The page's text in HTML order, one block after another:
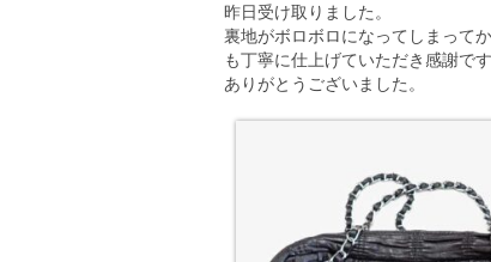
昨日受け取りました。
裏地がボロボロになってしまって
も丁寧に仕上げていただき感謝です
ありがとうございました。